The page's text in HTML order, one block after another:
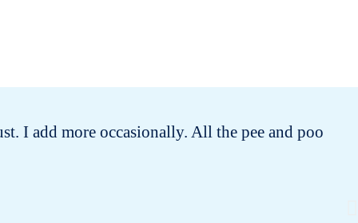
I add more occasionally. All the pee and poo